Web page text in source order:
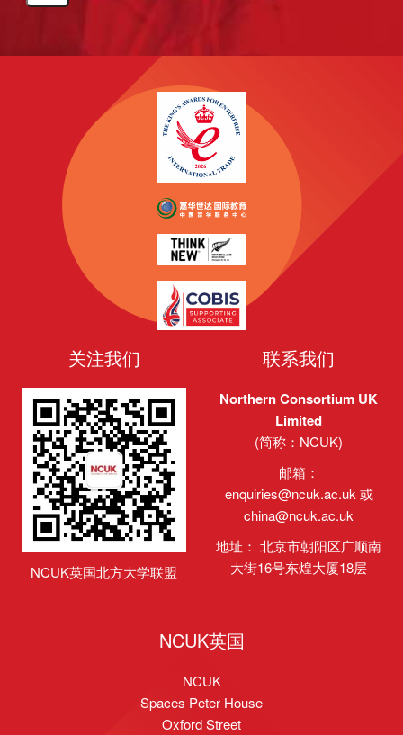
关注我们
NCUK英国北方大学联盟
联系我们
Northern Consortium UK
Limited
(简称：NCUK)
邮箱：
enquiries@ncuk.ac.uk 或
china@ncuk.ac.uk
地址： 北京市朝阳区广顺南
大街16号东煌大厦18层
NCUK英国
NCUK
Spaces Peter House
Oxford Street